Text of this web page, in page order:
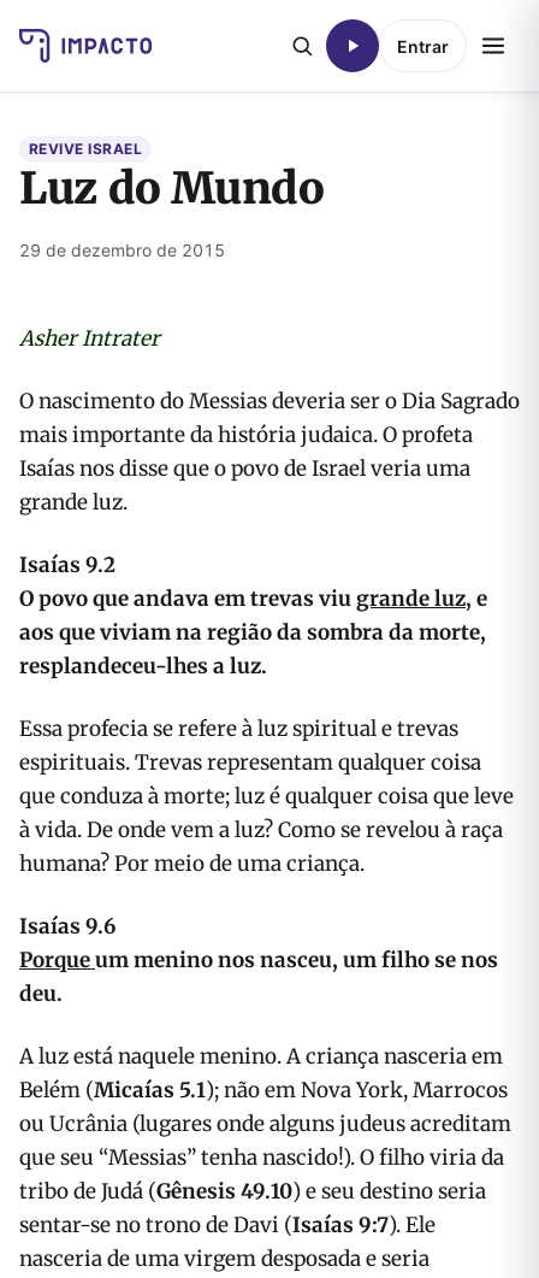
Entrar
REVIVE ISRAEL
Luz do Mundo
29 de dezembro de 2015
Asher Intrater
O nascimento do Messias deveria ser o Dia Sagrado
mais importante da história judaica. O profeta
Isaías nos disse que o povo de Israel veria uma
grande luz.
Isaías 9.2
O povo que andava em trevas viugrande luz, e
aos que viviam na região da sombra da morte,
resplandeceu-lhes a luz.
Essa profecia se refere à luz spiritual e trevas
espirituais. Trevas representam qualquer coisa
que conduza à morte; luz é qualquer coisa que leve
à vida. De onde vem a luz? Como se revelou à raça
humana? Por meio de uma criança.
Isaías 9.6
Porqueum menino nos nasceu, um filho se nos
deu.
A luz está naquele menino. A criança nasceria em
Belém (Micaías 5.1); não em Nova York, Marrocos
ou Ucrânia (lugares onde alguns judeus acreditam
que seu “Messias” tenha nascido!). O filho viria da
tribo de Judá (Gênesis 49.10) e seu destino seria
sentar-se no trono de Davi (Isaías 9:7). Ele
nasceria de uma virgem desposada e seria